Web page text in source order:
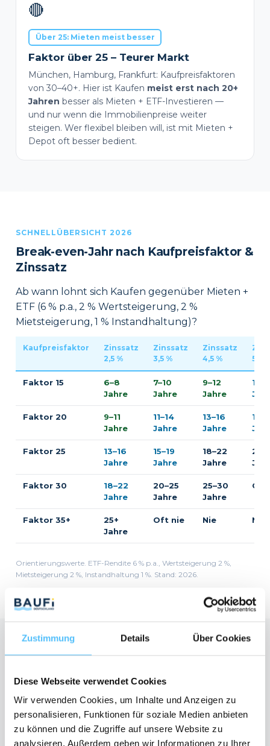
Zustimmung Details Über Cookies
Diese Webseite verwendet Cookies
Wir verwenden Cookies, um Inhalte und Anzeigen zu
personalisieren, Funktionen für soziale Medien anbieten
zu können und die Zugriffe auf unsere Website zu
analysieren. Außerdem geben wir Informationen zu Ihrer
🔴
Über 25: Mieten meist besser
Faktor über 25 – Teurer Markt
München, Hamburg, Frankfurt: Kaufpreisfaktoren
von 30–40+. Hier ist Kaufen meist erst nach 20+
Jahren besser als Mieten + ETF-Investieren —
und nur wenn die Immobilienpreise weiter
steigen. Wer flexibel bleiben will, ist mit Mieten +
Depot oft besser bedient.
SCHNELLÜBERSICHT 2026
Break-even-Jahr nach Kaufpreisfaktor &
Zinssatz
Ab wann lohnt sich Kaufen gegenüber Mieten +
ETF (6 % p.a., 2 % Wertsteigerung, 2 %
Mietsteigerung, 1 % Instandhaltung)?
Kaufpreisfaktor
Zinssatz
2,5 %
Zinssatz
3,5 %
Zinssatz
4,5 %
5,5
Faktor 15
6–8
Jahre
7–10
Jahre
9–12
Jahre
Faktor 20
9–11
Jahre
11–14
Jahre
13–16
Jahre
Faktor 25
13–16
Jahre
15–19
Jahre
18–22
Jahre
Faktor 30
18–22
Jahre
20–25
Jahre
25–30
Jahre
Oft
Faktor 35+
25+
Jahre
Oft nie Nie Nie
Orientierungswerte. ETF-Rendite 6 % p.a., Wertsteigerung 2 %,
Mietsteigerung 2 %, Instandhaltung 1 %. Stand: 2026
Mieten oder Kaufen2026
Situationen
🏙️ Mittelstadt –
Kaufen besser ab Jahr 12